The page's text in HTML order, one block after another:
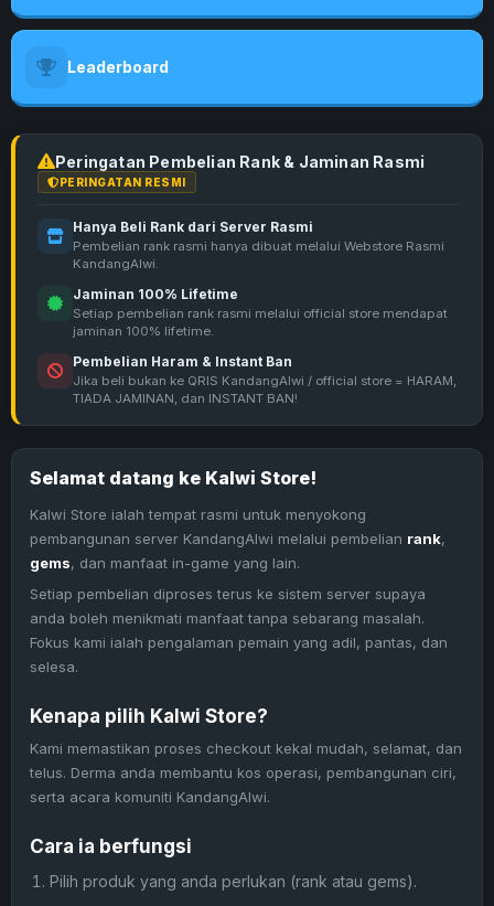
Leaderboard
Peringatan Pembelian Rank & Jaminan Rasmi
PERINGATAN RESMI
Hanya Beli Rank dari Server Rasmi
Pembelian rank rasmi hanya dibuat melalui Webstore Rasmi
KandangAlwi.
Jaminan 100% Lifetime
Setiap pembelian rank rasmi melalui official store mendapat
jaminan 100% lifetime.
Pembelian Haram & Instant Ban
Jika beli bukan ke QRIS KandangAlwi / official store = HARAM,
TIADA JAMINAN, dan INSTANT BAN!
Selamat datang ke Kalwi Store!
Kalwi Store ialah tempat rasmi untuk menyokong
pembangunan server KandangAlwi melalui pembelian rank,
gems, dan manfaat in-game yang lain.
Setiap pembelian diproses terus ke sistem server supaya
anda boleh menikmati manfaat tanpa sebarang masalah.
Fokus kami ialah pengalaman pemain yang adil, pantas, dan
selesa.
Kenapa pilih Kalwi Store?
Kami memastikan proses checkout kekal mudah, selamat, dan
telus. Derma anda membantu kos operasi, pembangunan ciri,
serta acara komuniti KandangAlwi.
Cara ia berfungsi
Pilih produk yang anda perlukan (rank atau gems).